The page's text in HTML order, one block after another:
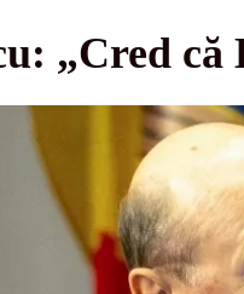
„Cred